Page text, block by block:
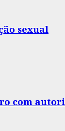
sexual
com